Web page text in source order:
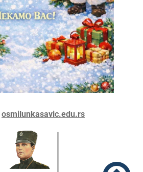
osmilunkasavic.edu.rs